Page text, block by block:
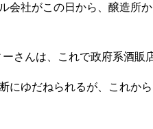
社がこの日から、醸造所
んは、これで政府系酒販
ゆだねられるが、これか